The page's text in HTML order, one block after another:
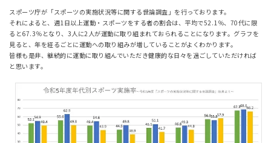
スポーツ庁が「スポーツの実施状況等に関する世論調査」を行っております。
それによると、週1日以上運動・スポーツをする者の割合は、平均で52.1％、70代に限
ると67.3％となり、3人に2人が運動に取り組まれておられることになります。グラフを
見ると、年を経るごとに運動への取り組みが増していることがよくわかります。
皆様も是非、継続的に運動に取り組んでいただき健康的な日々を過ごしていただければ
と思います。